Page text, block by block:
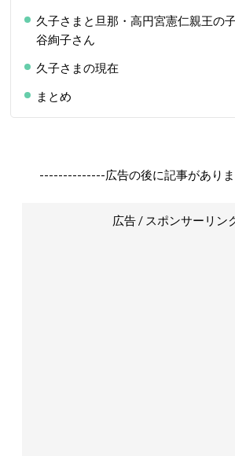
久子さまと旦那・高円宮憲仁親王
谷絢子さん
久子さまの現在
まとめ
--------------広告の後に記事があり
広告 / スポンサーリン